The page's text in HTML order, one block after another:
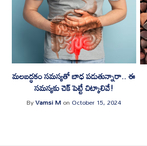
మలబద్ధకం సమస్యతో బాధ పడుతున్నారా.. ఈ
సమస్యకు చెక్ పెట్టే చిట్కాలివే!
ByVamsi Mon October 15, 2024